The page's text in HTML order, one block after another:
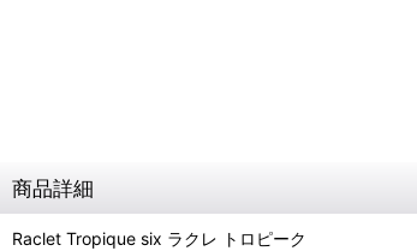
商品詳細
Raclet Tropique six ラクレ トロピーク